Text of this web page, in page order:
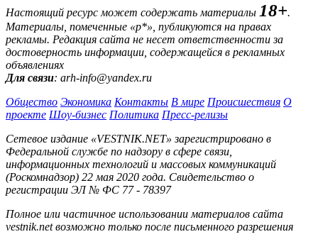
Настоящий ресурс может содержать материалы 18+.
Материалы, помеченные «р*», публикуются на правах
рекламы. Редакция сайта не несет ответственности за
достоверность информации, содержащейся в рекламных
объявлениях
Для связи: arh-info@yandex.ru
Общество Экономика Контакты В мире Происшествия О
проекте Шоу-бизнес Политика Пресс-релизы
Сетевое издание «VESTNIK.NET» зарегистрировано в
Федеральной службе по надзору в сфере связи,
информационных технологий и массовых коммуникаций
(Роскомнадзор) 22 мая 2020 года. Свидетельство о
регистрации ЭЛ № ФС 77 - 78397
Полное или частичное использовании материалов сайта
vestnik.net возможно только после письменного разрешения